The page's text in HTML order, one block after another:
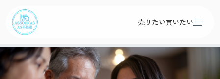
売りたい買いたい